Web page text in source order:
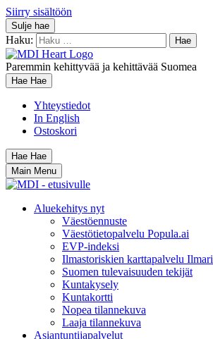
Siirry sisältöön
Sulje hae
Haku:
Paremmin kehittyvää ja kehittävää Suomea
Hae Hae
Yhteystiedot
In English
Ostoskori
Hae Hae
Main Menu
Aluekehitys nyt
Väestöennuste
Väestötietopalvelu Popula.ai
EVP-indeksi
Ilmastoriskien karttapalvelu Ilmari
Suomen tulevaisuuden tekijät
Kuntakysely
Kuntakortti
Nopea tilannekuva
Laaja tilannekuva
Asiantuntijapalvelut